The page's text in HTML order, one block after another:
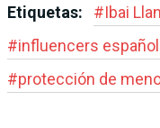
Etiquetas: #Ibai
#influencers
#protección de